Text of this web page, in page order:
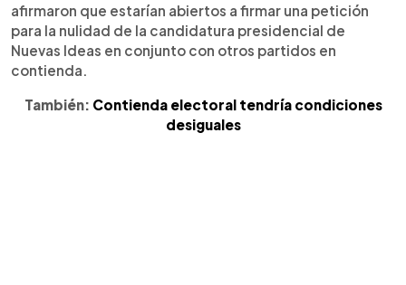
afirmaron que estarían abiertos a firmar una petición
para la nulidad de la candidatura presidencial de
Nuevas Ideas en conjunto con otros partidos en
contienda.
También: Contienda electoral tendría condiciones
desiguales